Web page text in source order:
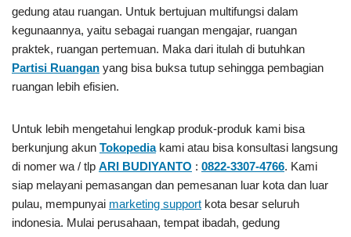
gedung atau ruangan. Untuk bertujuan multifungsi dalam
kegunaannya, yaitu sebagai ruangan mengajar, ruangan
praktek, ruangan pertemuan. Maka dari itulah di butuhkan
Partisi Ruangan yang bisa buksa tutup sehingga pembagian
ruangan lebih efisien.
Untuk lebih mengetahui lengkap produk-produk kami bisa
berkunjung akun Tokopediakami atau bisa konsultasi langsung
di nomer wa / tlp ARI BUDIYANTO : 0822-3307-4766. Kami
siap melayani pemasangan dan pemesanan luar kota dan luar
pulau, mempunyai marketing support kota besar seluruh
indonesia. Mulai perusahaan, tempat ibadah, gedung